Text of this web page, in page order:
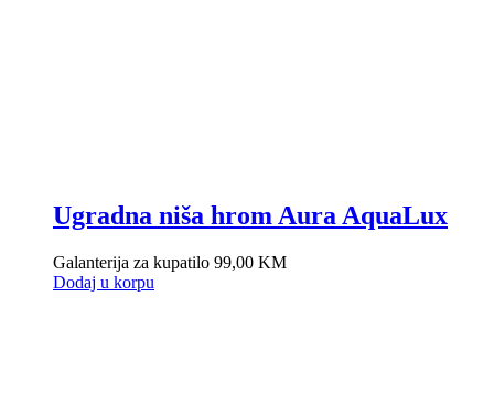
Ugradna niša hrom Aura AquaLux
Galanterija za kupatilo 99,00 KM
Dodaj u korpu